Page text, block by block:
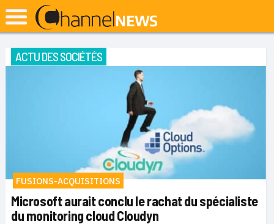
ACTU DES SOCIÉTÉS
FUSIONS-ACQUISITIONS
Microsoft aurait conclu le rachat du spécialiste
du monitoring cloud Cloudyn